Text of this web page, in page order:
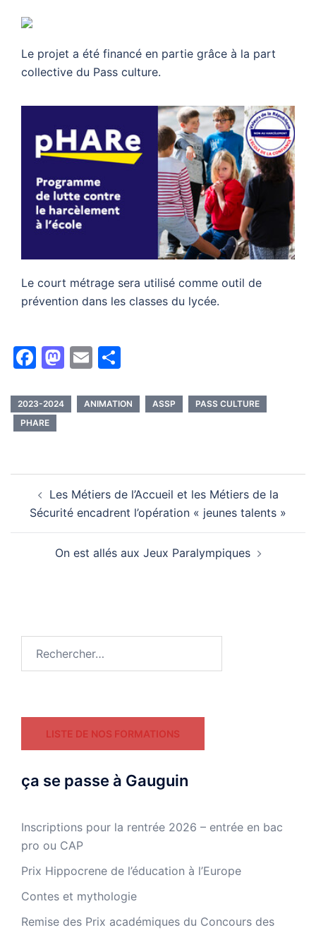
Le projet a été financé en partie grâce à la part
collective du Pass culture.
Le court métrage sera utilisé comme outil de
prévention dans les classes du lycée.
Facebook
Mastodon
Email
2023-2024 ANIMATION ASSP
PASS CULTURE
PHARE
d’articleLes Métiers de l’Accueil et les Métiers de la
Sécurité encadrent l’opération « jeunes talents »
On est allés aux Jeux Paralympiques
LISTE DE NOS FORMATIONS
ça se passe à Gauguin
Inscriptions pour la rentrée 2026 – entrée en bac
pro ou CAP
Prix Hippocrene de l’éducation à l’Europe
Contes et mythologie
Remise des Prix académiques du Concours des